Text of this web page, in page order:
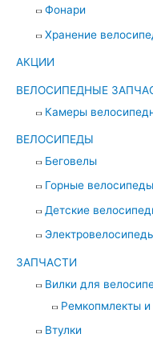
Фонари
Хранение
АКЦИИ
ВЕЛОСИПЕДНЫЕ
Камеры
ВЕЛОСИПЕДЫ
Беговелы
Горные велосипеды
Детские
ЗАПЧАСТИ
Вилки для
Ремкопмлекты и
Втулки